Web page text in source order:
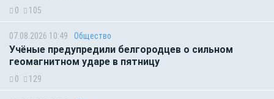
0 105
07.08.2026 10:49 Общество
Учёные предупредили белгородцев о сильном
геомагнитном ударе в пятницу
0 129